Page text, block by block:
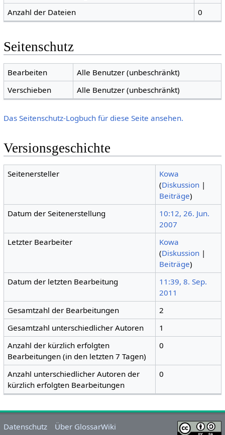
Anzahl der Dateien
0
Seitenschutz
Bearbeiten
Alle Benutzer (unbeschränkt)
Verschieben
Alle Benutzer (unbeschränkt)
Das Seitenschutz-Logbuch für diese Seite ansehen.
Versionsgeschichte
Seitenersteller
Kowa
(Diskussion |
Beiträge)
Datum der Seitenerstellung
10:12, 26. Jun.
2007
Letzter Bearbeiter
Kowa
(Diskussion |
Beiträge)
Datum der letzten Bearbeitung
11:39, 8. Sep.
2011
Gesamtzahl der Bearbeitungen
2
Gesamtzahl unterschiedlicher Autoren
1
Anzahl der kürzlich erfolgten
Bearbeitungen (in den letzten 7 Tagen)
0
Anzahl unterschiedlicher Autoren der
kürzlich erfolgten Bearbeitungen
0
Datenschutz
Über GlossarWiki